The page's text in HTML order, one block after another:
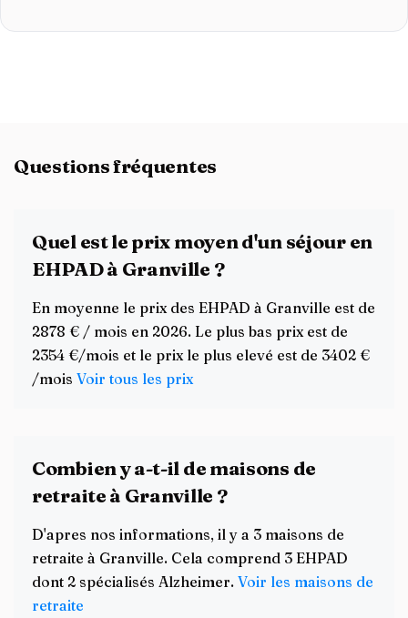
Questions fréquentes
Quel est le prix moyen d'un séjour en
EHPAD à Granville ?
En moyenne le prix des EHPAD à Granville est de
2878 € / mois en 2026. Le plus bas prix est de
2354 €/mois et le prix le plus elevé est de 3402 €
/mois Voir tous les prix
Combien y a-t-il de maisons de
retraite à Granville ?
D'apres nos informations, il y a 3 maisons de
retraite à Granville. Cela comprend 3 EHPAD
dont 2 spécialisés Alzheimer. Voir les maisons de
retraite